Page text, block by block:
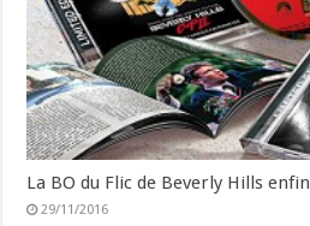
La BO du Flic de Beverly Hills
29/11/2016